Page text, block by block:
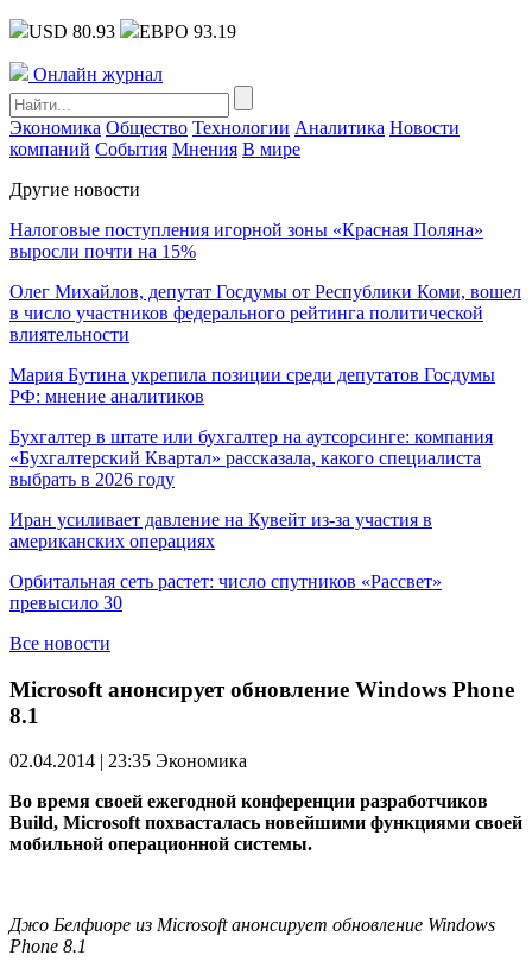
USD 80.93 ЕВРО 93.19
Онлайн журнал
Экономика Общество Технологии Аналитика Новости
компаний События Мнения В мире
Другие новости
Налоговые поступления игорной зоны «Красная Поляна»
выросли почти на 15%
Олег Михайлов, депутат Госдумы от Республики Коми, вошел
в число участников федерального рейтинга политической
влиятельности
Мария Бутина укрепила позиции среди депутатов Госдумы
РФ: мнение аналитиков
Бухгалтер в штате или бухгалтер на аутсорсинге: компания
«Бухгалтерский Квартал» рассказала, какого специалиста
выбрать в 2026 году
Иран усиливает давление на Кувейт из-за участия в
американских операциях
Орбитальная сеть растет: число спутников «Рассвет»
превысило 30
Все новости
Microsoft анонсирует обновление Windows Phone
8.1
02.04.2014 | 23:35 Экономика
Во время своей ежегодной конференции разработчиков
Build, Microsoft похвасталась новейшими функциями своей
мобильной операционной системы.
Джо Белфиоре из Microsoft анонсирует обновление Windows
Phone 8.1